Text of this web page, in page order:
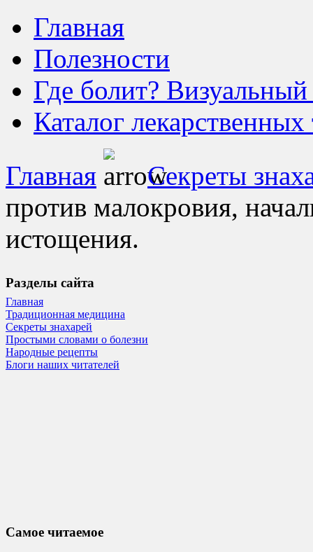
Главная
Полезности
Где болит?
Каталог лекарственных
Главная
Секреты
против малокровия,
истощения.
Разделы сайта
Главная
Традиционная медицина
Секреты знахарей
Простыми словами о болезни
Народные рецепты
Блоги наших читателей
Самое читаемое